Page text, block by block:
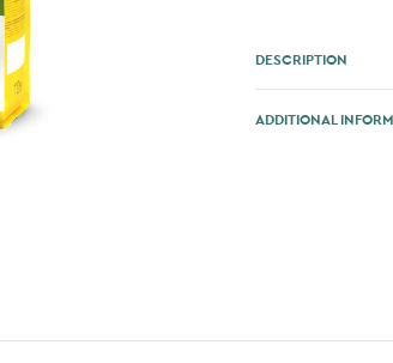
DESCRIPTION
ADDITIONAL